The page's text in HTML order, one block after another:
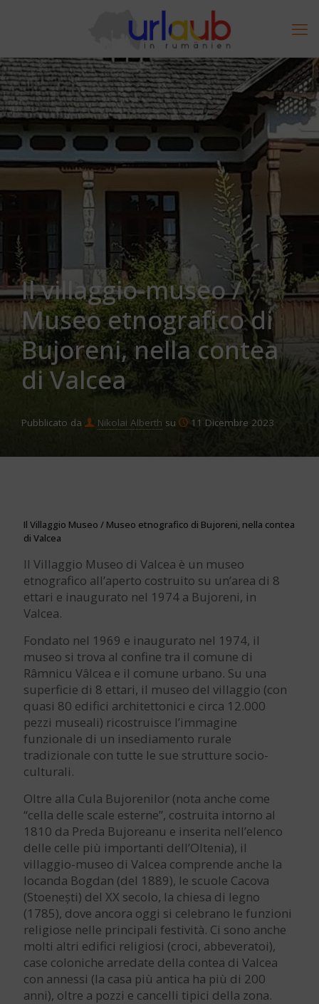
Il villaggio-museo /
Museo etnografico di
Bujoreni, nella contea
di Valcea
Pubblicato da Nikolai Alberth su 11 Dicembre 2023
Il Villaggio Museo / Museo etnografico di Bujoreni, nella contea
di Valcea
Il Villaggio Museo di Valcea è un museo
etnografico all’aperto costruito su un’area di 8
ettari e inaugurato nel 1974 a Bujoreni, in
Valcea.
Fondato nel 1969 e inaugurato nel 1974, il
museo si trova al confine tra il comune di
Râmnicu Vâlcea e il comune urbano. Su una
superficie di 8 ettari, il museo del villaggio (con
quasi 80 edifici architettonici e circa 12.000
pezzi museali) ricostruisce l’immagine
funzionale di un insediamento rurale
tradizionale con tutte le sue strutture socio-
culturali.
Oltre alla Cula Bujorenilor (nota anche come
“cella delle scale esterne”, costruita intorno al
1810 da Preda Bujoreanu e inserita nell’elenco
delle celle più importanti dell’Oltenia), il
villaggio-museo di Valcea comprende anche la
locanda Bogdan (del 1889), le scuole Cacova
(Stoenești) del XX secolo, la chiesa di legno
(1785), dove ancora oggi si celebrano le funzioni
religiose nelle principali festività. Ci sono anche
molti altri edifici religiosi (croci, abbeveratoi),
case coloniche arredate della contea di Valcea
con annessi (la casa più antica ha più di 200
anni), oltre a pozzi e cancelli tipici della zona.